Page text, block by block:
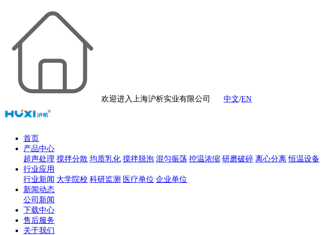
欢迎进入上海沪析实业有限公司 中文/EN
首页
产品中心
超声处理 搅拌分散 均质乳化 搅拌脱泡 混匀振荡 控温浓缩 研磨破碎 离心分离 恒温设备
行业应用
行业新闻 大学院校 科研监测 医疗单位 企业单位
新闻动态
公司新闻
下载中心
售后服务
关于我们